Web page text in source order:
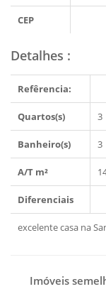
CEP
Detalhes :
Refêrencia:
Quartos(s) 3
Banheiro(s) 3
A/T m²
Diferenciais
excelente casa na
Imóveis